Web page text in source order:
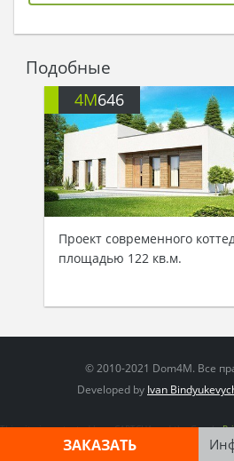
Подобные
4M646
Проект современного
площадью 122 кв.м.
ЗАКАЗАТЬ
© 2010-2021 Dom4M. Все
Developed by Ivan
This site is protected by reCAPTCHA and the Google